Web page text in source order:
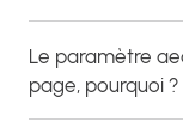
Le paramètre
page, pourquoi ?